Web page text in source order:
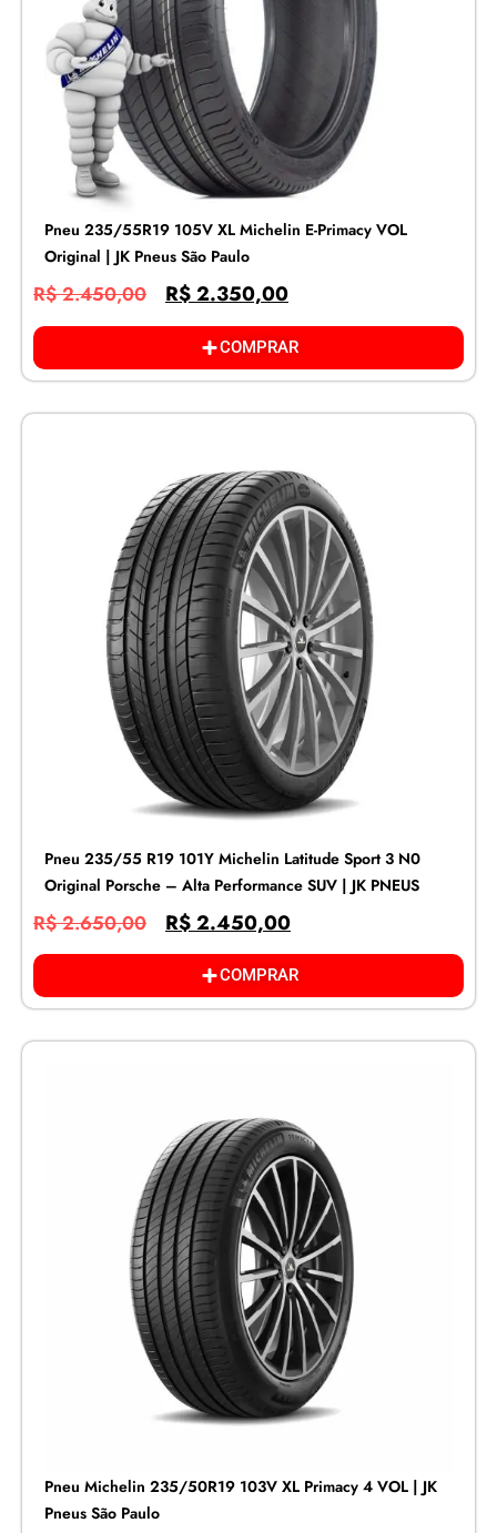
Pneu 235/55R19 105V XL Michelin E-Primacy VOL
Original | JK Pneus São Paulo
R$2.450,00 R$2.350,00
COMPRAR
Pneu 235/55 R19 101Y Michelin Latitude Sport 3 N0
Original Porsche – Alta Performance SUV | JK PNEUS
R$2.650,00 R$2.450,00
COMPRAR
Pneu Michelin 235/50R19 103V XL Primacy 4 VOL | JK
Pneus São Paulo